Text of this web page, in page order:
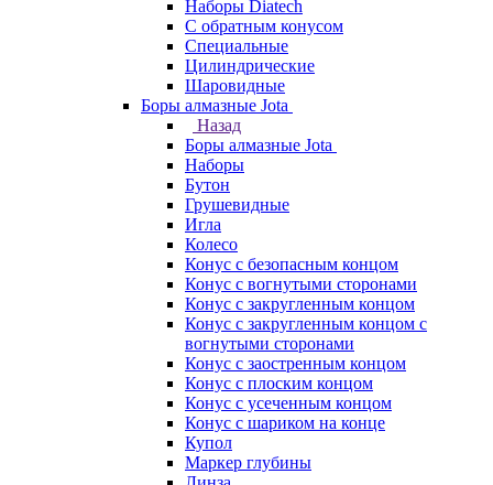
Наборы Diatech
С обратным конусом
Специальные
Цилиндрические
Шаровидные
Боры алмазные Jota
Назад
Боры алмазные Jota
Наборы
Бутон
Грушевидные
Игла
Колесо
Конус с безопасным концом
Конус с вогнутыми сторонами
Конус с закругленным концом
Конус с закругленным концом с
вогнутыми сторонами
Конус с заостренным концом
Конус с плоским концом
Конус с усеченным концом
Конус с шариком на конце
Купол
Маркер глубины